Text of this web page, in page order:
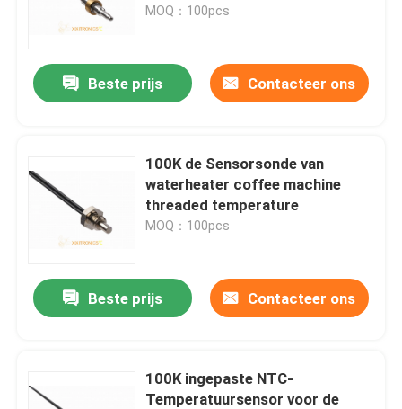
Koffiemachine
MOQ：100pcs
Beste prijs Contacteer ons
100K de Sensorsonde van
waterheater coffee machine
threaded temperature
MOQ：100pcs
Beste prijs Contacteer ons
100K ingepaste NTC-
Temperatuursensor voor de